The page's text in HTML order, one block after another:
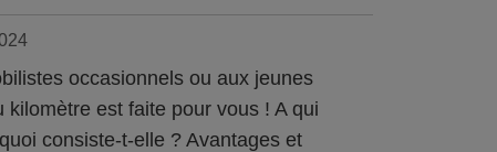
occasionnels ou aux jeunes
est faite pour vous ! A qui
consiste-t-elle ? Avantages et